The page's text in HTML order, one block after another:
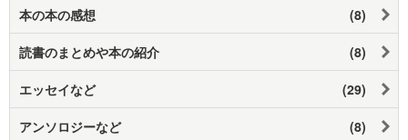
本の本の感想 (8)
読書のまとめや本の紹介 (8)
エッセイなど (29)
アンソロジーなど (8)